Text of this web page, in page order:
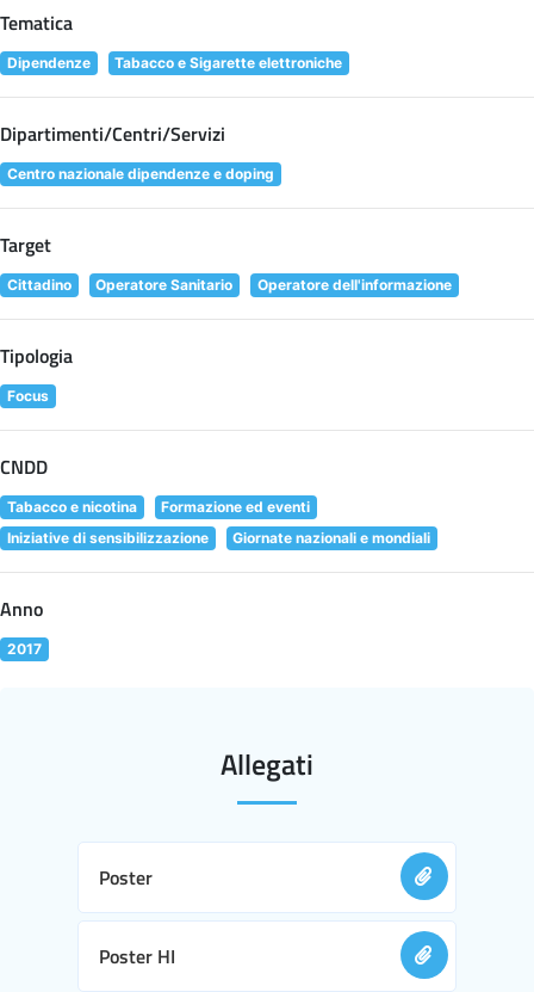
Tematica
Dipendenze Tabacco e Sigarette elettroniche
Dipartimenti/Centri/Servizi
Centro nazionale dipendenze e doping
Target
Cittadino Operatore Sanitario Operatore dell'informazione
Tipologia
Focus
CNDD
Tabacco e nicotina
Formazione ed eventi
Iniziative di sensibilizzazione
Giornate nazionali e mondiali
Anno
2017
Allegati
Poster
Poster HI